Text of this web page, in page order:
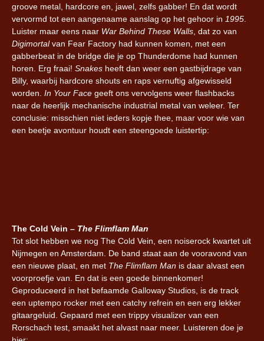
groove metal, hardcore en, jawel, zelfs gabber! En dat wordt
vervormd tot een aangenaame aanslag op het gehoor in 1995.
Luister maar eens naar War Behind These Walls, dat zo van
Digimortalvan Fear Factory had kunnen komen, met een
gabberbeat in de bridge die je op Thunderdome had kunnen
horen. Erg fraai! Snakes heeft dan weer een gastbijdrage van
Billy, waarbij hardcore shouts en raps vernuftig afgewisseld
worden. In Your Face geeft ons vervolgens weer flashbacks
naar de heerlijk mechanische industrial metal van weleer. Ter
conclusie: misschien niet ieders kopje thee, maar voor wie van
een beetje avontuur houdt een steengoede luistertip:
The Cold Vein – The Flimflam Man
Tot slot hebben we nog The Cold Vein, een noiserock kwartet uit
Nijmegen en Amsterdam. De band staat aan de vooravond van
een nieuwe plaat, en met The Flimflam Man is daar alvast een
voorproefje van. En dat is een goede binnenkomer!
Geproduceerd in het befaamde Galloway Studios, is de track
een uptempo rocker met een catchy refrein en een erg lekker
gitaargeluid. Gepaard met een trippy visualizer van een
Rorschach test, smaakt het alvast naar meer. Luisteren doe je